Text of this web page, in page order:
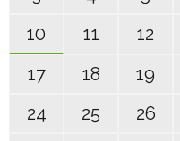
10
11 12
17
18 19
24
25 26